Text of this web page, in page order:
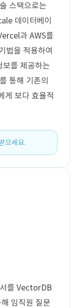
스택으로는
데이터베이
과 AWS를
법을 적용하여
보를 제공하는
통해 기존의
게 보다 효율적
으세요.
를 VectorDB
임직원 질문